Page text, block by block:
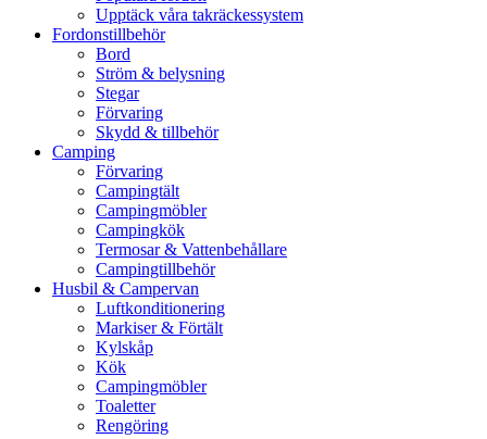
Upptäck våra takräckessystem
Fordonstillbehör
Bord
Ström & belysning
Stegar
Förvaring
Skydd & tillbehör
Camping
Förvaring
Campingtält
Campingmöbler
Campingkök
Termosar & Vattenbehållare
Campingtillbehör
Husbil & Campervan
Luftkonditionering
Markiser & Förtält
Kylskåp
Kök
Campingmöbler
Toaletter
Rengöring